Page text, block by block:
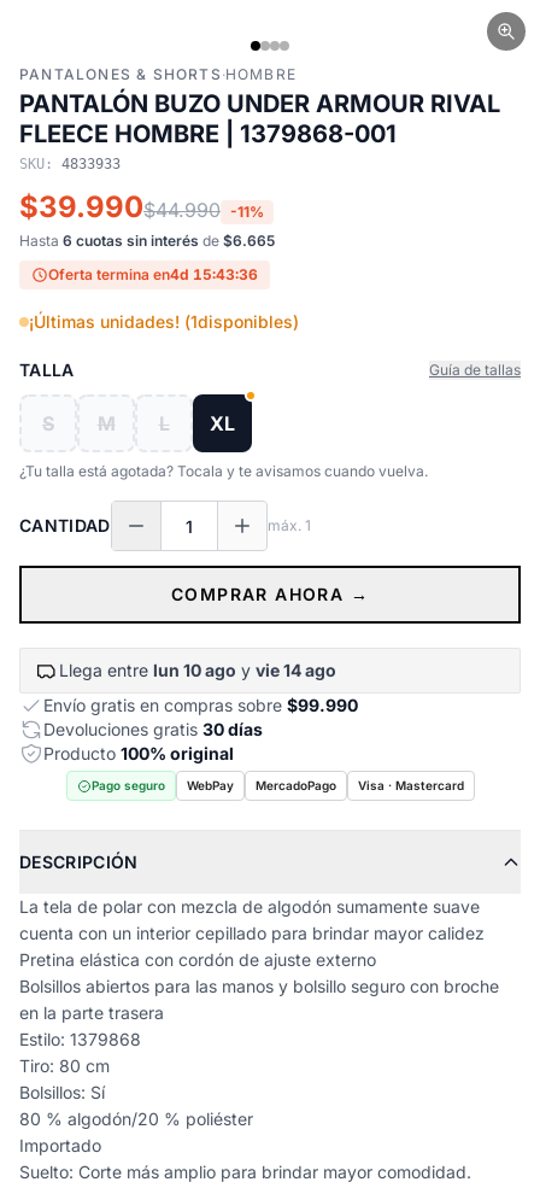
PANTALONES & SHORTS ·HOMBRE
PANTALÓN BUZO UNDER ARMOUR RIVAL
FLEECE HOMBRE | 1379868-001
SKU: 4833933
$39.990$44.990 -11%
Hasta 6 cuotas sin interés de $6.665
Oferta termina en4d 15:43:35
¡Últimas unidades! (1disponibles)
TALLA Guía de tallas
S M L XL
¿Tu talla está agotada? Tocala y te avisamos cuando vuelva.
CANTIDAD máx. 1
COMPRAR AHORA →
Llega entre lun 10 ago y vie 14 ago
Envío gratis en compras sobre $99.990
Devoluciones gratis 30 días
Producto 100% original
Pago seguro WebPay MercadoPago Visa · Mastercard
DESCRIPCIÓN
La tela de polar con mezcla de algodón sumamente suave
cuenta con un interior cepillado para brindar mayor calidez
Pretina elástica con cordón de ajuste externo
Bolsillos abiertos para las manos y bolsillo seguro con broche
en la parte trasera
Estilo: 1379868
Tiro: 80 cm
Bolsillos: Sí
80 % algodón/20 % poliéster
Importado
Suelto: Corte más amplio para brindar mayor comodidad.